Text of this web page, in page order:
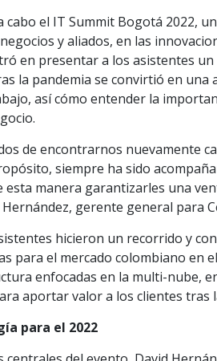
cabo el IT Summit Bogotá 2022,
y aliados, en las
en presentar a los asistentes
la pandemia se convirtió en una
así cómo entender la
de encontrarnos nuevamente
siempre ha sido
esta manera garantizarles una
gerente general para
hicieron un recorrido y
para el mercado colombiano en
enfocadas en la multi-nube,
aportar valor a los clientes tras
para el 2022